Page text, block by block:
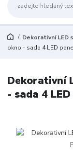
Dekorativní LED
okno - sada 4 LED
Dekorativní
- sada 4